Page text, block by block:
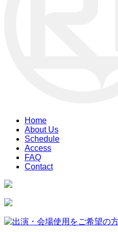
Home
About Us
Schedule
Access
FAQ
Contact